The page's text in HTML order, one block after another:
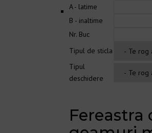
A - latime
B - inaltime
Nr. Buc
Tipul de sticla
Tipul
deschidere
Fereastra